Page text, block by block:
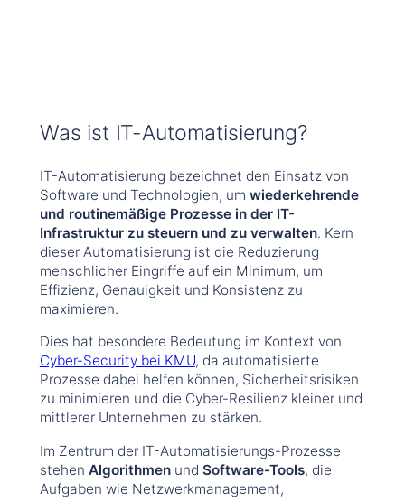
Was ist IT-Automatisierung?
IT-Automatisierung bezeichnet den Einsatz von
Software und Technologien, um wiederkehrende
und routinemäßige Prozesse in der IT-
Infrastruktur zu steuern und zu verwalten. Kern
dieser Automatisierung ist die Reduzierung
menschlicher Eingriffe auf ein Minimum, um
Effizienz, Genauigkeit und Konsistenz zu
maximieren.
Dies hat besondere Bedeutung im Kontext von
Cyber-Security bei KMU, da automatisierte
Prozesse dabei helfen können, Sicherheitsrisiken
zu minimieren und die Cyber-Resilienz kleiner und
mittlerer Unternehmen zu stärken.
Im Zentrum der IT-Automatisierungs-Prozesse
stehen Algorithmenund Software-Tools, die
Aufgaben wie Netzwerkmanagement,